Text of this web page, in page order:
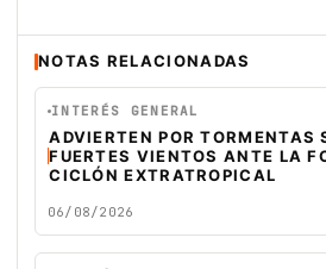
NOTAS RELACIONADAS
INTERÉS GENERAL
ADVIERTEN POR TORMENTAS
FUERTES VIENTOS ANTE LA
CICLÓN EXTRATROPICAL
06/08/2026